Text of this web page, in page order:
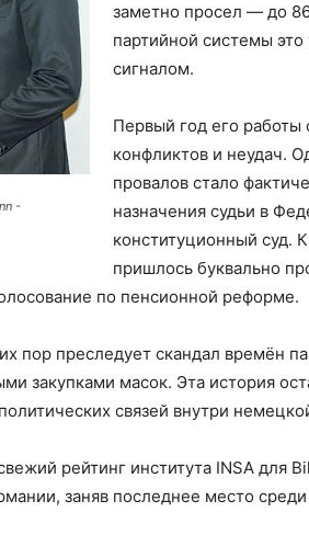
-
заметно просел — до
партийной системы
сигналом.
Первый год его
конфликтов и неудач.
провалов стало
назначения судьи в
конституционный суд.
пришлось буквально
по пенсионной реформе.
пор преследует скандал времён
закупками масок. Эта история
связей внутри
рейтинг института INSA для
заняв последнее место